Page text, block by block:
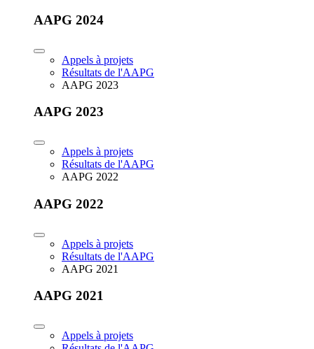
AAPG 2024
Appels à projets
Résultats de l'AAPG
AAPG 2023
AAPG 2023
Appels à projets
Résultats de l'AAPG
AAPG 2022
AAPG 2022
Appels à projets
Résultats de l'AAPG
AAPG 2021
AAPG 2021
Appels à projets